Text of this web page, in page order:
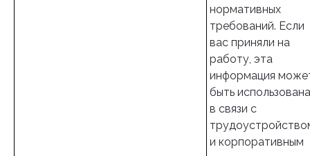
нормативных
требований. Если
вас приняли на
работу, эта
информация
быть использована
в связи с
и корпоративным